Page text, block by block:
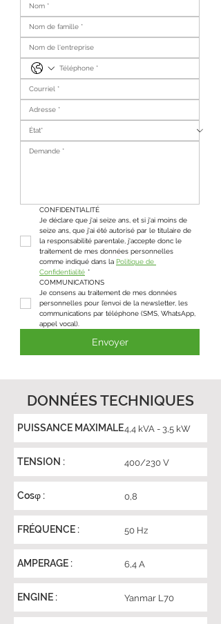
CONFIDENTIALITÉ
Je déclare que j'ai seize ans, et si j'ai moins de
seize ans, que j'ai été autorisé par le titulaire de
la responsabilité parentale, j'accepte donc le
traitement de mes données personnelles
comme indiqué dans la Politique de
Confidentialité *
COMMUNICATIONS
Je consens au traitement de mes données
personnelles pour l’envoi de la newsletter, les
communications par téléphone (SMS, WhatsApp,
appel vocal).
Envoyer
DONNÉES TECHNIQUES
PUISSANCE MAXIMALE4,4 kVA - 3,5 kW
TENSION : 400/230 V
Cosφ : 0,8
FRÉQUENCE : 50 Hz
AMPERAGE : 6,4 A
ENGINE : Yanmar L70